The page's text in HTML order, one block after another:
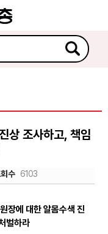
상 조사하고, 책임
수 6103
장에 대한 알몸수색 진
벌하라
북5
북5